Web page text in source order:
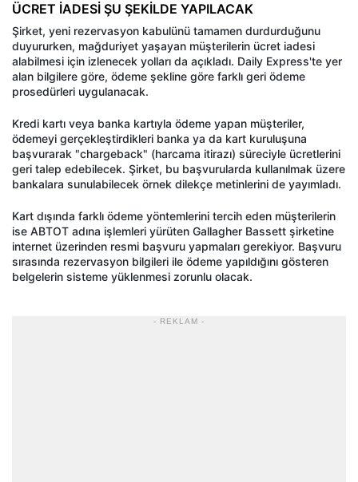
ÜCRET İADESİ ŞU ŞEKİLDE YAPILACAK
Şirket, yeni rezervasyon kabulünü tamamen durdurduğunu
duyururken, mağduriyet yaşayan müşterilerin ücret iadesi
alabilmesi için izlenecek yolları da açıkladı. Daily Express'te yer
alan bilgilere göre, ödeme şekline göre farklı geri ödeme
prosedürleri uygulanacak.
Kredi kartı veya banka kartıyla ödeme yapan müşteriler,
ödemeyi gerçekleştirdikleri banka ya da kart kuruluşuna
başvurarak "chargeback" (harcama itirazı) süreciyle ücretlerini
geri talep edebilecek. Şirket, bu başvurularda kullanılmak üzere
bankalara sunulabilecek örnek dilekçe metinlerini de yayımladı.
Kart dışında farklı ödeme yöntemlerini tercih eden müşterilerin
ise ABTOT adına işlemleri yürüten Gallagher Bassett şirketine
internet üzerinden resmi başvuru yapmaları gerekiyor. Başvuru
sırasında rezervasyon bilgileri ile ödeme yapıldığını gösteren
belgelerin sisteme yüklenmesi zorunlu olacak.
- REKLAM -